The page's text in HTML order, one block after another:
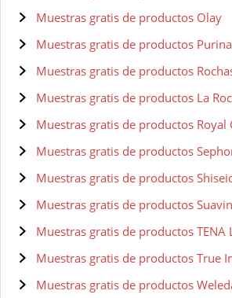
Muestras gratis de productos Olay
Muestras gratis de productos Purina
Muestras gratis de productos
Muestras gratis de productos La
Muestras gratis de productos Royal
Muestras gratis de productos
Muestras gratis de productos
Muestras gratis de productos
Muestras gratis de productos TENA
Muestras gratis de productos True
Muestras gratis de productos